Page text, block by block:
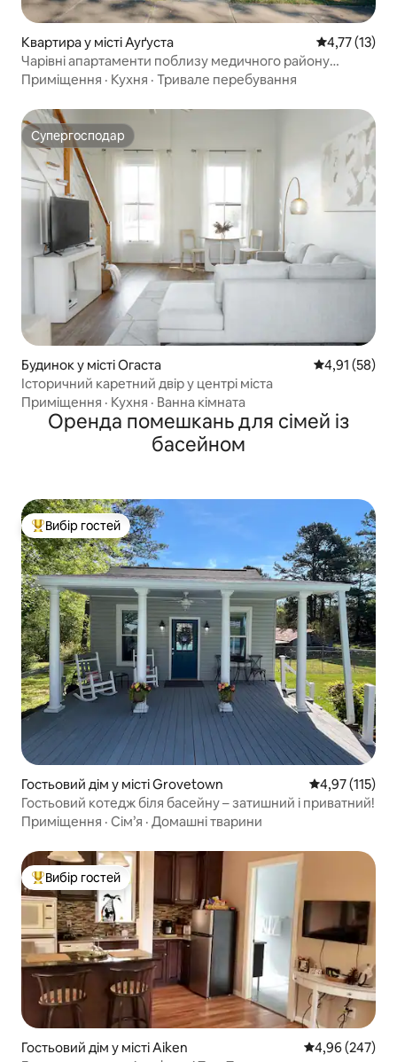
Квартира у місті Ауґуста Середня
4,77 (13)
Чарівні апартаменти поблизу медичного району
Огасти
Приміщення · Кухня · Тривале перебування
Супергосподар
Супергосподар
Будинок у місті Огаста Середня
4,91 (58)
Історичний каретний двір у центрі міста
Приміщення · Кухня · Ванна кімната
Оренда помешкань для сімей із
басейном
Топ вибір гостей
Вибір гостей
Гостьовий дім у місті Grovetown Середня
4,97 (115)
Гостьовий котедж біля басейну – затишний і приватний!
Приміщення · Сім’я · Домашні тварини
Топ вибір гостей
Вибір гостей
Гостьовий дім у місті Aiken Середня
4,96 (247)